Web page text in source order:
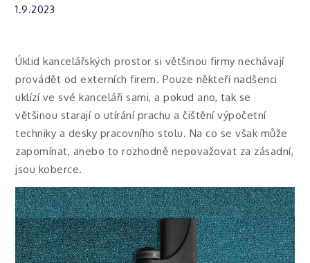
1.9.2023
Úklid kancelářských prostor si většinou firmy nechávají
provádět od externích firem. Pouze někteří nadšenci
uklízí ve své kanceláři sami, a pokud ano, tak se
většinou starají o utírání prachu a čištění výpočetní
techniky a desky pracovního stolu. Na co se však může
zapomínat, anebo to rozhodně nepovažovat za zásadní,
jsou koberce.